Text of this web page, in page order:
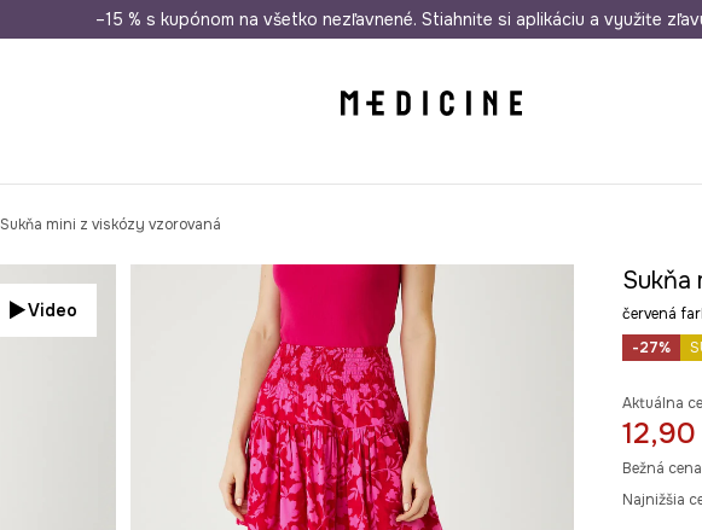
Doprava zadarmo od 50 € Odoslanie aj do 24 hodín 30 dní na
–15 % s kupónom na všetko nezľavnené. Stiahnite si aplikáciu a využite
Sukňa mini z viskózy vzorovaná
Video
Sukňa
červená
-27%
Aktuálna
Bežná
Najnižšia